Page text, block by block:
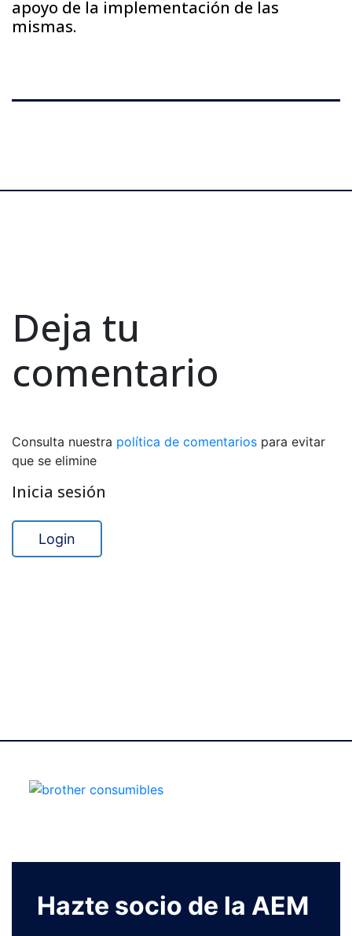
apoyo de la implementación de las
mismas.
Deja tu
comentario
Consulta nuestra política de comentarios para evitar
que se elimine
Inicia sesión
Login
Hazte socio de la AEM